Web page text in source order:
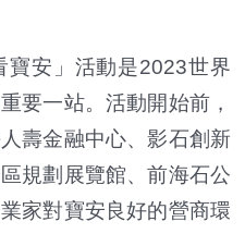
安」活動是2023世界
要一站。活動開始前，
壽金融中心、影石創新
規劃展覽館、前海石公
家對寶安良好的營商環